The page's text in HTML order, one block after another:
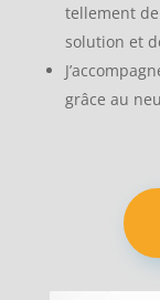
tellement
solution et
grâce au